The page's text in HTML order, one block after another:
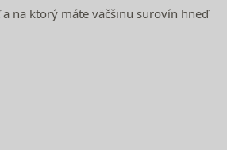
na ktorý máte väčšinu surovín hneď